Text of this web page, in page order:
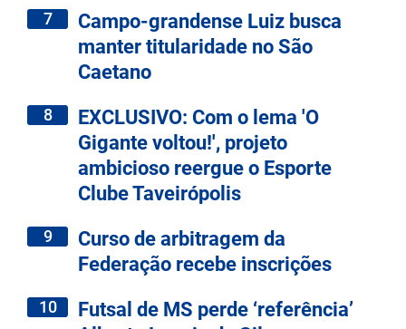
7
Campo-grandense Luiz busca
manter titularidade no São
Caetano
8
EXCLUSIVO: Com o lema 'O
Gigante voltou!', projeto
ambicioso reergue o Esporte
Clube Taveirópolis
9
Curso de arbitragem da
Federação recebe inscrições
10
Futsal de MS perde ‘referência’